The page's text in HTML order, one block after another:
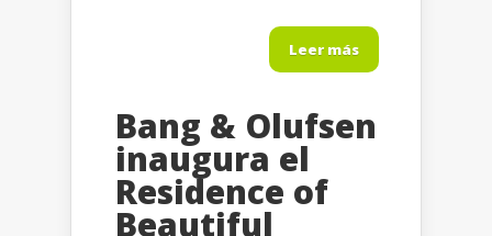
Leer más
Bang & Olufsen
inaugura el
Residence of
Beautiful